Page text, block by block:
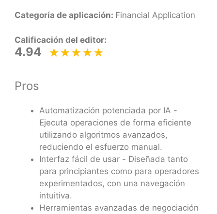
Categoría de aplicación: Financial Application
Calificación del editor:
4.94
Pros
Automatización potenciada por IA -
Ejecuta operaciones de forma eficiente
utilizando algoritmos avanzados,
reduciendo el esfuerzo manual.
Interfaz fácil de usar - Diseñada tanto
para principiantes como para operadores
experimentados, con una navegación
intuitiva.
Herramientas avanzadas de negociación